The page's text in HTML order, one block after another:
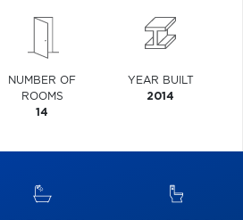
NUMBER OF
ROOMS
14
YEAR BUILT
2014